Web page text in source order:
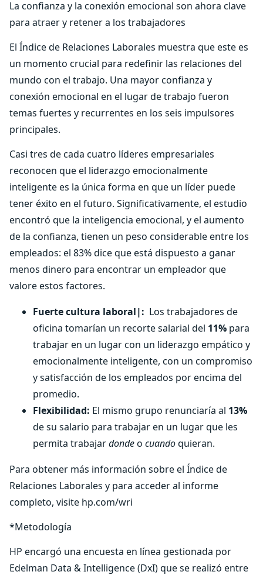
La confianza y la conexión emocional son ahora clave
para atraer y retener a los trabajadores
El Índice de Relaciones Laborales muestra que este es
un momento crucial para redefinir las relaciones del
mundo con el trabajo. Una mayor confianza y
conexión emocional en el lugar de trabajo fueron
temas fuertes y recurrentes en los seis impulsores
principales.
Casi tres de cada cuatro líderes empresariales
reconocen que el liderazgo emocionalmente
inteligente es la única forma en que un líder puede
tener éxito en el futuro. Significativamente, el estudio
encontró que la inteligencia emocional, y el aumento
de la confianza, tienen un peso considerable entre los
empleados: el 83% dice que está dispuesto a ganar
menos dinero para encontrar un empleador que
valore estos factores.
Fuerte cultura laboral|: Los trabajadores de
oficina tomarían un recorte salarial del 11% para
trabajar en un lugar con un liderazgo empático y
emocionalmente inteligente, con un compromiso
y satisfacción de los empleados por encima del
promedio.
Flexibilidad: El mismo grupo renunciaría al 13%
de su salario para trabajar en un lugar que les
permita trabajardondeo cuandoquieran.
Para obtener más información sobre el Índice de
Relaciones Laborales y para acceder al informe
completo, visite hp.com/wri
*Metodología
HP encargó una encuesta en línea gestionada por
Edelman Data & Intelligence (DxI) que se realizó entre